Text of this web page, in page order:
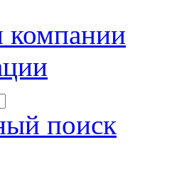
компании
поиск